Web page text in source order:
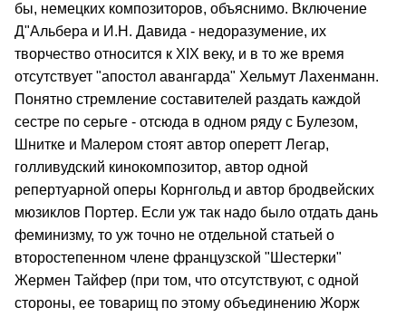
бы, немецких композиторов, объяснимо. Включение
Д"Альбера и И.Н. Давида - недоразумение, их
творчество относится к XIX веку, и в то же время
отсутствует "апостол авангарда" Хельмут Лахенманн.
Понятно стремление составителей раздать каждой
сестре по серьге - отсюда в одном ряду с Булезом,
Шнитке и Малером стоят автор оперетт Легар,
голливудский кинокомпозитор, автор одной
репертуарной оперы Корнгольд и автор бродвейских
мюзиклов Портер. Если уж так надо было отдать дань
феминизму, то уж точно не отдельной статьей о
второстепенном члене французской "Шестерки"
Жермен Тайфер (при том, что отсутствуют, с одной
стороны, ее товарищ по этому объединению Жорж